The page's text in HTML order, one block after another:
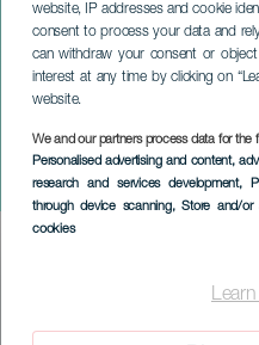
website, IP addresses and cookie
consent to process your data and
can withdraw your consent or
interest at any time by clicking on
website.
We and our partners process data for the
Personalised advertising and content,
research and services development,
through device scanning, Store and/or
cookies
Chascar
EL HIERRO